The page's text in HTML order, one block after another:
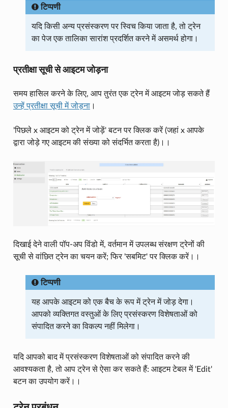
टिप्पणी
यदि किसी अन्य प्रसंस्करण पर स्विच किया जाता है, तो ट्रेन
का पेज एक तालिका सारांश प्रदर्शित करने में असमर्थ होगा।
प्रतीक्षा सूची से आइटम जोड़ना
समय हासिल करने के लिए, आप तुरंत एक ट्रेन में आइटम जोड़ सकते हैं
उन्हें प्रतीक्षा सूची में जोड़ना।
'पिछले x आइटम को ट्रेन में जोड़ें' बटन पर क्लिक करें (जहां x आपके
द्वारा जोड़े गए आइटम की संख्या को संदर्भित करता है)।।
दिखाई देने वाली पॉप-अप विंडो में, वर्तमान में उपलब्ध संरक्षण ट्रेनों की
सूची से वांछित ट्रेन का चयन करें; फिर 'सबमिट' पर क्लिक करें।।
टिप्पणी
यह आपके आइटम को एक बैच के रूप में ट्रेन में जोड़ देगा।
आपको व्यक्तिगत वस्तुओं के लिए प्रसंस्करण विशेषताओं को
संपादित करने का विकल्प नहीं मिलेगा।
यदि आपको बाद में प्रसंस्करण विशेषताओं को संपादित करने की
आवश्यकता है, तो आप ट्रेन से ऐसा कर सकते हैं: आइटम टेबल में 'Edit'
बटन का उपयोग करें।।